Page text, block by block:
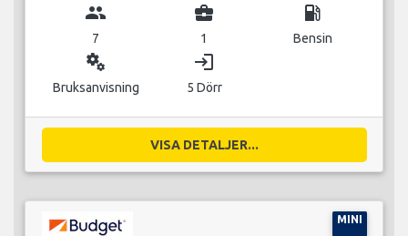
group
7
business_center
1
local_gas_station
Bensin
miscellaneous_services
Bruksanvisning
login
5 Dörr
VISA DETALJER...
MINI